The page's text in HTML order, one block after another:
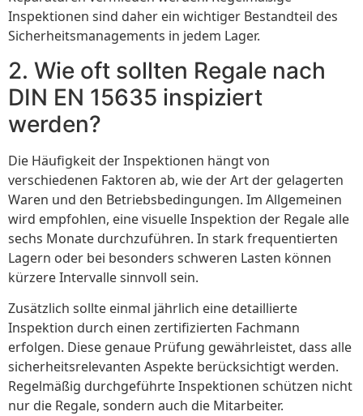
Inspektionen sind daher ein wichtiger Bestandteil des
Sicherheitsmanagements in jedem Lager.
2. Wie oft sollten Regale nach
DIN EN 15635 inspiziert
werden?
Die Häufigkeit der Inspektionen hängt von
verschiedenen Faktoren ab, wie der Art der gelagerten
Waren und den Betriebsbedingungen. Im Allgemeinen
wird empfohlen, eine visuelle Inspektion der Regale alle
sechs Monate durchzuführen. In stark frequentierten
Lagern oder bei besonders schweren Lasten können
kürzere Intervalle sinnvoll sein.
Zusätzlich sollte einmal jährlich eine detaillierte
Inspektion durch einen zertifizierten Fachmann
erfolgen. Diese genaue Prüfung gewährleistet, dass alle
sicherheitsrelevanten Aspekte berücksichtigt werden.
Regelmäßig durchgeführte Inspektionen schützen nicht
nur die Regale, sondern auch die Mitarbeiter.